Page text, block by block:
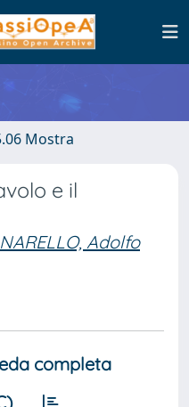
Mostra
e il
Adolfo
completa